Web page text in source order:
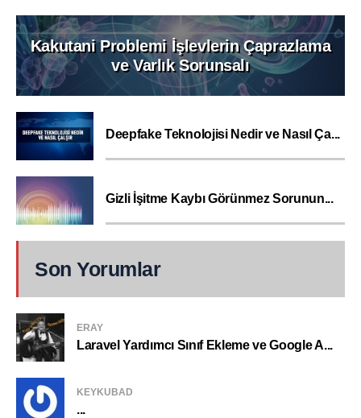
Kakutani Problemi İşlevlerin Çaprazlama
ve Varlık Sorunsalı
Deepfake Teknolojisi Nedir ve Nasıl Ça...
Gizli İşitme Kaybı Görünmez Sorunun...
Son Yorumlar
ERAY
Laravel Yardımcı Sınıf Ekleme ve Google A...
KEYKUBAD
...